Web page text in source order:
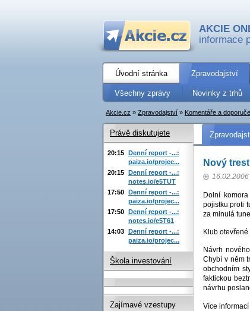
AKCIE
informace
Úvodní stránka Zpravodajství
Všechny zprávy Novinky z trhů
Akcie.cz » Zpravodajství » Komentáře a
Nový
Dolní
pojistku proti
za minulá
Klub
Návrh
Chybí v něm
obchodním
faktickou
návrhu
Více informací
Právě diskutujete
20:15 Denní report -...:
paiza.io/projec...
20:15 Denní report -...:
notes.io/e5TUT
17:50 Denní report -...:
paiza.io/projec...
17:50 Denní report -...:
notes.io/e5T61
14:03 Denní report -...:
paiza.io/projec...
Škola investování
Zajímavé vzestupy